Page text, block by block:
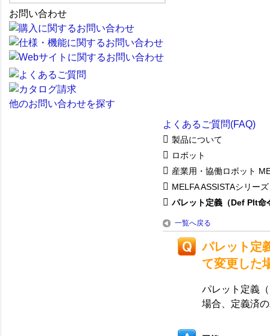
お問い合わせ
他のお問い合わせを探す
よくあるご質問(FAQ)
製品について
ロボット
産業用・協働ロボット
MELFA ASSISTAシリーズ
パレット定義（Def Plt命
一覧へ戻る
パレット定
て変更した
パレット定義
場合、定義済